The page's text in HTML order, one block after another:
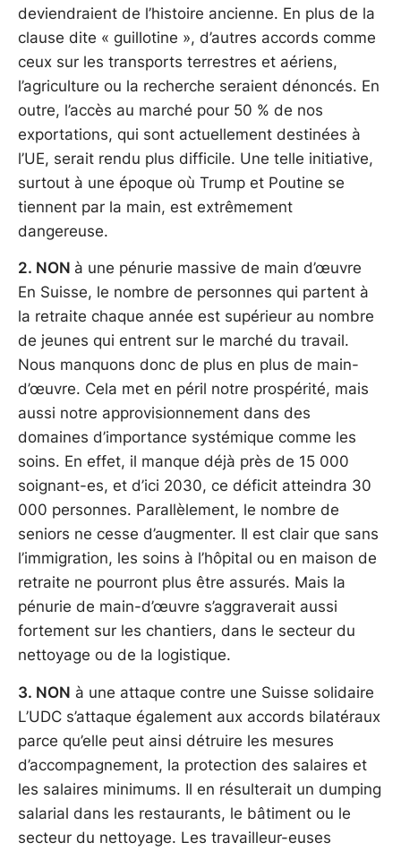
deviendraient de l’histoire ancienne. En plus de la
clause dite « guillotine », d’autres accords comme
ceux sur les transports terrestres et aériens,
l’agriculture ou la recherche seraient dénoncés. En
outre, l’accès au marché pour 50 % de nos
exportations, qui sont actuellement destinées à
l’UE, serait rendu plus difficile. Une telle initiative,
surtout à une époque où Trump et Poutine se
tiennent par la main, est extrêmement
dangereuse.
2. NON à une pénurie massive de main d’œuvre
En Suisse, le nombre de personnes qui partent à
la retraite chaque année est supérieur au nombre
de jeunes qui entrent sur le marché du travail.
Nous manquons donc de plus en plus de main-
d’œuvre. Cela met en péril notre prospérité, mais
aussi notre approvisionnement dans des
domaines d’importance systémique comme les
soins. En effet, il manque déjà près de 15 000
soignant-es, et d’ici 2030, ce déficit atteindra 30
000 personnes. Parallèlement, le nombre de
seniors ne cesse d’augmenter. Il est clair que sans
l’immigration, les soins à l’hôpital ou en maison de
retraite ne pourront plus être assurés. Mais la
pénurie de main-d’œuvre s’aggraverait aussi
fortement sur les chantiers, dans le secteur du
nettoyage ou de la logistique.
3. NON à une attaque contre une Suisse solidaire
L’UDC s’attaque également aux accords bilatéraux
parce qu’elle peut ainsi détruire les mesures
d’accompagnement, la protection des salaires et
les salaires minimums. Il en résulterait un dumping
salarial dans les restaurants, le bâtiment ou le
secteur du nettoyage. Les travailleur-euses